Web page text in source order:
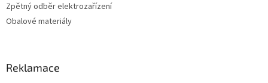
Zpětný odběr elektrozařízení
Obalové materiály
Reklamace